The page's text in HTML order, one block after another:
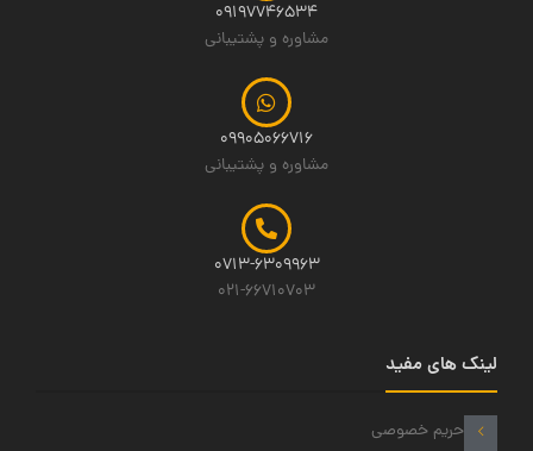
09197746534
مشاوره و پشتیبانی
09905066716
مشاوره و پشتیبانی
0713-6309963
021-66710703
لینک های مفید
حریم خصوصی